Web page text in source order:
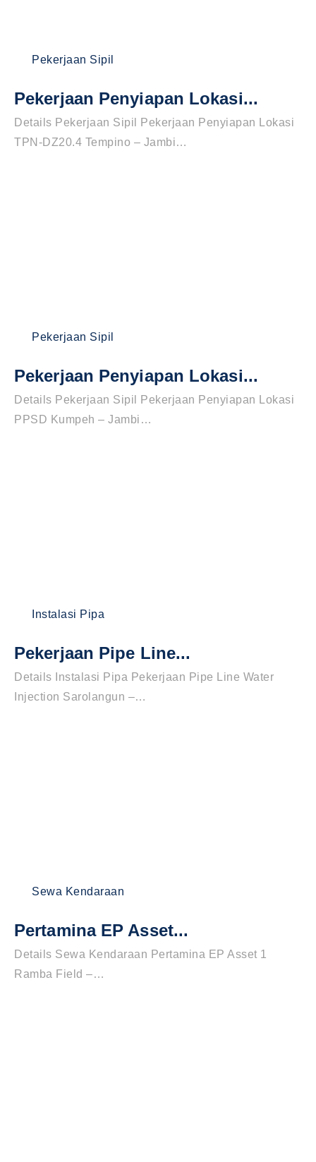
Pekerjaan Sipil
Pekerjaan Penyiapan Lokasi...
Details Pekerjaan Sipil Pekerjaan Penyiapan Lokasi
TPN-DZ20.4 Tempino – Jambi…
Pekerjaan Sipil
Pekerjaan Penyiapan Lokasi...
Details Pekerjaan Sipil Pekerjaan Penyiapan Lokasi
PPSD Kumpeh – Jambi…
Instalasi Pipa
Pekerjaan Pipe Line...
Details Instalasi Pipa Pekerjaan Pipe Line Water
Injection Sarolangun –…
Sewa Kendaraan
Pertamina EP Asset...
Details Sewa Kendaraan Pertamina EP Asset 1
Ramba Field –…